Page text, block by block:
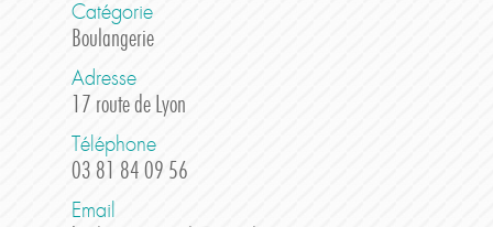
Catégorie
Boulangerie
Adresse
17 route de Lyon
Téléphone
03 81 84 09 56
Email